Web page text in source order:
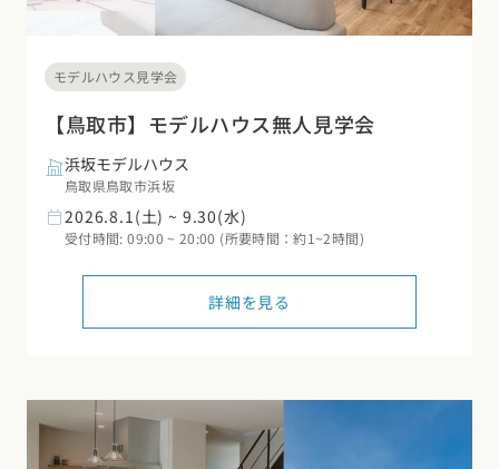
モデルハウス見学会
【鳥取市】モデルハウス無人見学会
浜坂モデルハウス
鳥取県鳥取市浜坂
2026.8.1(土) ~ 9.30(水)
受付時間: 09:00 ~ 20:00 (所要時間：約1~2時間)
詳細を見る